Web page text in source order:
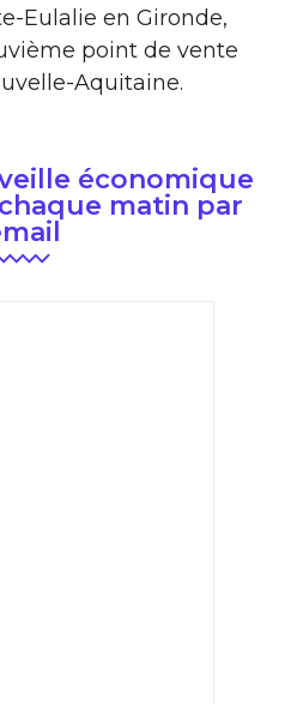
Eulalie en Gironde,
point de vente
Aquitaine.
économique
matin par